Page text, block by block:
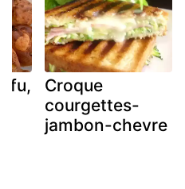
Croque
courgettes-
jambon-chevre